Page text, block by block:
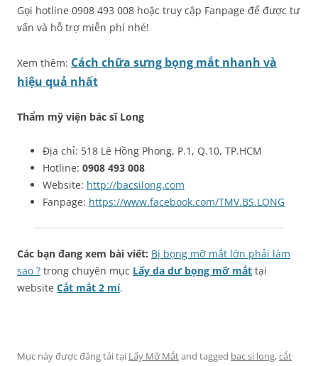
Gọi hotline 0908 493 008 hoặc truy cập Fanpage để được tư
vấn và hỗ trợ miễn phí nhé!
Xem thêm: Cách chữa sưng bọng mắt nhanh và
hiệu quả nhất
Thẩm mỹ viện bác sĩ Long
Địa chỉ: 518 Lê Hồng Phong, P.1, Q.10, TP.HCM
Hotline: 0908 493 008
Website: http://bacsilong.com
Fanpage: https://www.facebook.com/TMV.BS.LONG
Các bạn đang xem bài viết: Bị bọng mỡ mắt lớn phải làm
sao ? trong chuyên mục Lấy da dư bọng mỡ mắt tại
website Cắt mắt 2 mí.
Mục này được đăng tải tại Lấy Mỡ Mắtand tagged bac si long,cắt